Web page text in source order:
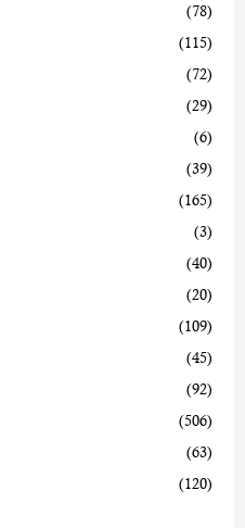
(78)
(115)
(72)
(29)
(6)
(39)
(165)
(3)
(40)
(20)
(109)
(45)
(92)
(506)
(63)
(120)